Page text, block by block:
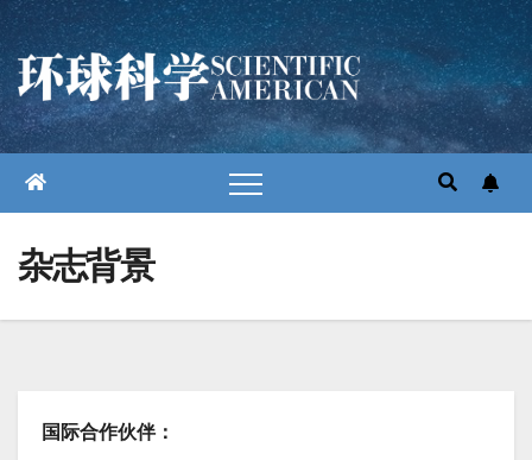
跳
至
内
容
杂志背景
国际合作伙伴：